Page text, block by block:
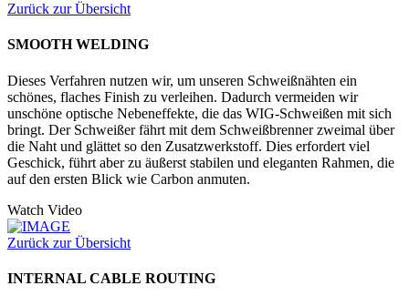
Zurück zur Übersicht
SMOOTH WELDING
Dieses Verfahren nutzen wir, um unseren Schweißnähten ein
schönes, flaches Finish zu verleihen. Dadurch vermeiden wir
unschöne optische Nebeneffekte, die das WIG-Schweißen mit sich
bringt. Der Schweißer fährt mit dem Schweißbrenner zweimal über
die Naht und glättet so den Zusatzwerkstoff. Dies erfordert viel
Geschick, führt aber zu äußerst stabilen und eleganten Rahmen, die
auf den ersten Blick wie Carbon anmuten.
Watch Video
Zurück zur Übersicht
INTERNAL CABLE ROUTING